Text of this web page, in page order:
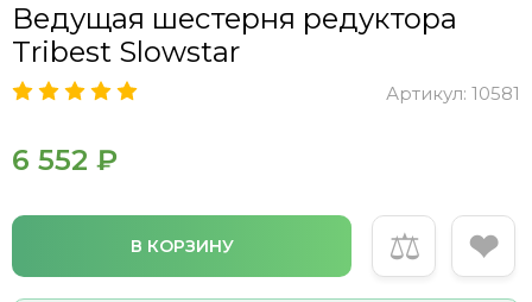
Ведущая шестерня редуктора
Tribest Slowstar
Артикул: 10581
6 552 ₽
В КОРЗИНУ ⚖ ❤